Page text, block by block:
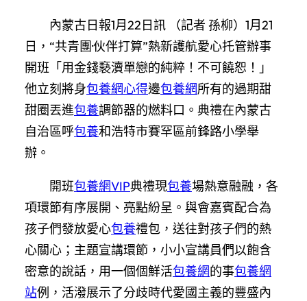
內蒙古日報1月22日訊 （記者 孫柳）1月21
日，“共青團·伙伴打算”熱新護航愛心托管辦事
開班「用金錢褻瀆單戀的純粹！不可饒恕！」
他立刻將身包養網心得邊包養網所有的過期甜
甜圈丟進包養調節器的燃料口。典禮在內蒙古
自治區呼包養和浩特市賽罕區前鋒路小學舉
辦。
開班包養網VIP典禮現包養場熱意融融，各
項環節有序展開、亮點紛呈。與會嘉賓配合為
孩子們發放愛心包養禮包，送往對孩子們的熱
心關心；主題宣講環節，小小宣講員們以飽含
密意的說話，用一個個鮮活包養網的事包養網
站例，活潑展示了分歧時代愛國主義的豐盛內